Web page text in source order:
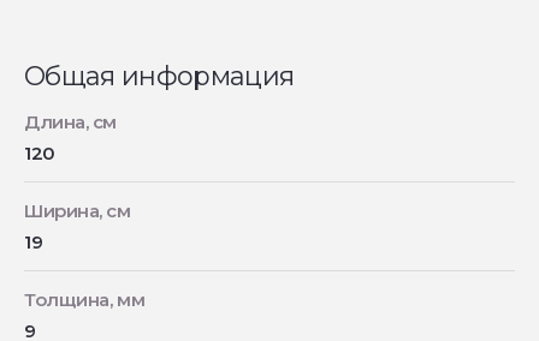
Общая информация
Длина, см
120
Ширина, см
19
Толщина, мм
9